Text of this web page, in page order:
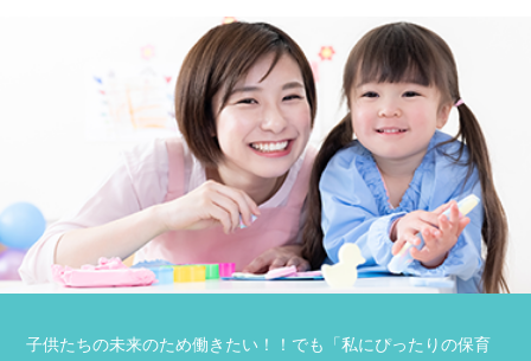
子供たちの未来のため働きたい！！でも「私にぴったりの保育